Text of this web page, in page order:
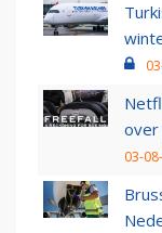
over
03-